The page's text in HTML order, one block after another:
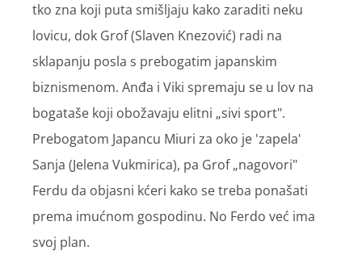
tko zna koji puta smišljaju kako zaraditi neku
lovicu, dok Grof (Slaven Knezović) radi na
sklapanju posla s prebogatim japanskim
biznismenom. Anđa i Viki spremaju se u lov na
bogataše koji obožavaju elitni „sivi sport".
Prebogatom Japancu Miuri za oko je 'zapela'
Sanja (Jelena Vukmirica), pa Grof „nagovori"
Ferdu da objasni kćeri kako se treba ponašati
prema imućnom gospodinu. No Ferdo već ima
svoj plan.